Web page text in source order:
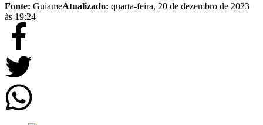
Fonte: GuiameAtualizado: quarta-feira, 20 de dezembro de 2023
às 19:24